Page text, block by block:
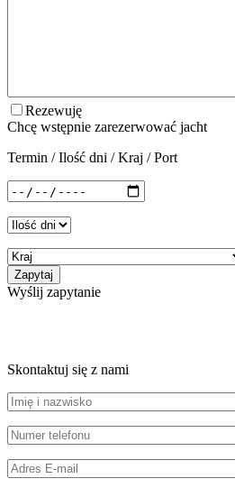
Rezewuję
Chcę wstępnie zarezerwować jacht
Termin / Ilość dni / Kraj / Port
Wyślij zapytanie
Skontaktuj się z nami